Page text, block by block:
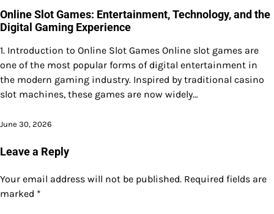
Online Slot Games: Entertainment, Technology, and the
Digital Gaming Experience
1. Introduction to Online Slot Games Online slot games are
one of the most popular forms of digital entertainment in
the modern gaming industry. Inspired by traditional casino
slot machines, these games are now widely…
June 30, 2026
Leave a Reply
Your email address will not be published. Required fields are
marked *